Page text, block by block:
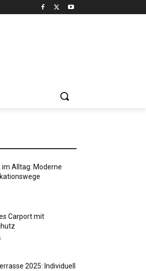
im Alltag: Moderne
Carport mit
2025: Individuell